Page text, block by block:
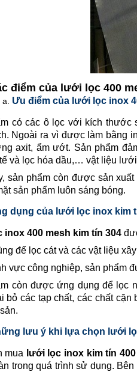
điểm của lưới lọc 400
Ưu điểm của lưới lọc inox
có các ô lọc với kích thước
Ngoài ra vì được làm bằng
axit, ẩm ướt. Sản phẩm
và lọc hóa dầu,… vật liệu
sản phẩm còn được sản
sản phẩm luôn sáng bóng.
dụng của lưới lọc inox kim
inox 400 mesh kim tín 304
để lọc cát và các vật liệu
vực công nghiệp, sản phẩm
còn được ứng dụng để lọc
bỏ các tạp chất, các chất
lưu ý khi lựa chọn lưới
mua lưới lọc inox kim tín
trong quá trình sử dụng.